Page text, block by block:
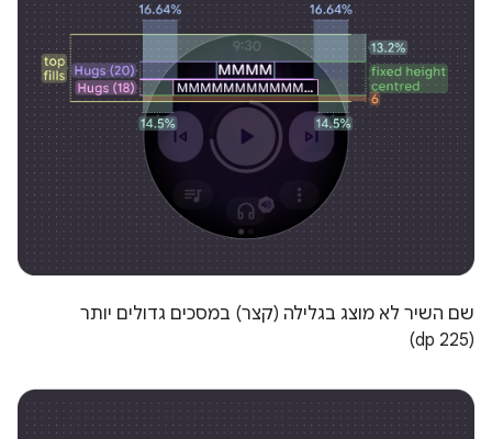
שם השיר לא מוצג בגלילה (קצר) במסכים גדולים יותר
(225 dp)